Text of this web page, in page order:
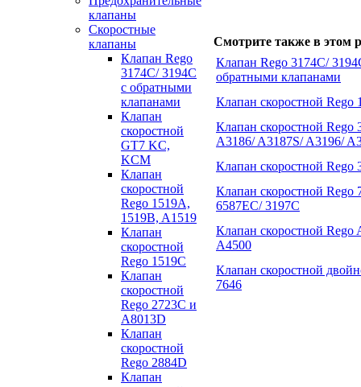
клапаны
Скоростные
клапаны
Клапан Rego
3174С/ 3194С
с обратными
клапанами
Клапан
скоростной
GT7 KC,
KCM
Клапан
скоростной
Rego 1519A,
1519B, A1519
Клапан
скоростной
Rego 1519C
Клапан
скоростной
Rego 2723C и
А8013D
Клапан
скоростной
Rego 2884D
Клапан
Смотрите также в этом
Клапан Rego 3174С/
обратными клапанами
Клапан скоростной Rego
Клапан скоростной Rego
A3186/ A3187S/ A3196/
Клапан скоростной Rego
Клапан скоростной Rego
6587EC/ 3197C
Клапан скоростной Rego
А4500
Клапан скоростной
7646